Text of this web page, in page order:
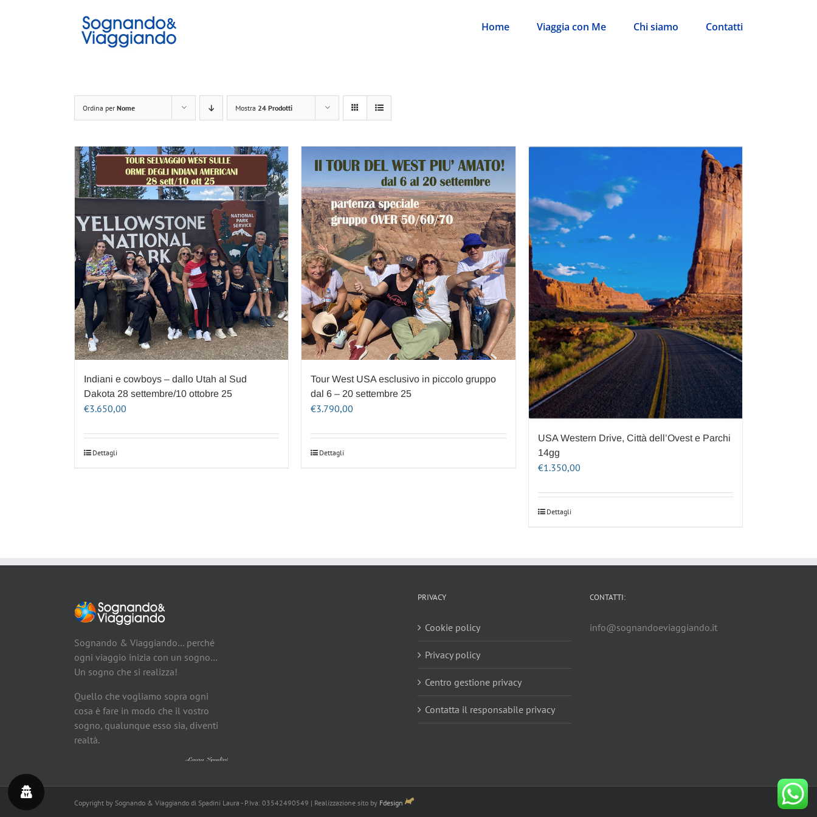
Home Viaggia con Me Chi siamo Contatti
Ordina per Nome Mostra 24 Prodotti
Indiani e cowboys – dallo Utah al Sud
Dakota 28 settembre/10 ottobre 25
€3.650,00
Dettagli
Tour West USA esclusivo in piccolo gruppo
dal 6 – 20 settembre 25
€3.790,00
Dettagli
USA Western Drive, Città dell’Ovest e Parchi
14gg
€1.350,00
Dettagli
Sognando & Viaggiando… perché
ogni viaggio inizia con un sogno…
Un sogno che si realizza!
Quello che vogliamo sopra ogni
cosa è fare in modo che il vostro
sogno, qualunque esso sia, diventi
realtà.
PRIVACY
Cookie policy
Privacy policy
Centro gestione privacy
Contatta il responsabile privacy
CONTATTI:
info@sognandoeviaggiando.it
Copyright by Sognando & Viaggiando di Spadini Laura - P.Iva: 03542490549 | Realizzazione sito by Fdesign